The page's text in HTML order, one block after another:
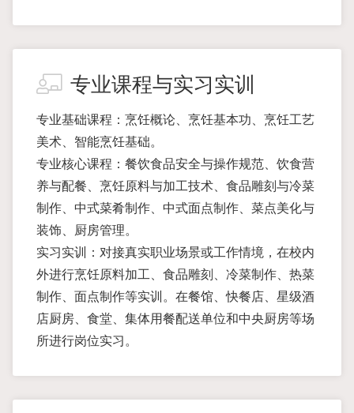
专业课程与实习实训
专业基础课程：烹饪概论、烹饪基本功、烹饪工艺
美术、智能烹饪基础。
专业核心课程：餐饮食品安全与操作规范、饮食营
养与配餐、烹饪原料与加工技术、食品雕刻与冷菜
制作、中式菜肴制作、中式面点制作、菜点美化与
装饰、厨房管理。
实习实训：对接真实职业场景或工作情境，在校内
外进行烹饪原料加工、食品雕刻、冷菜制作、热菜
制作、面点制作等实训。在餐馆、快餐店、星级酒
店厨房、食堂、集体用餐配送单位和中央厨房等场
所进行岗位实习。